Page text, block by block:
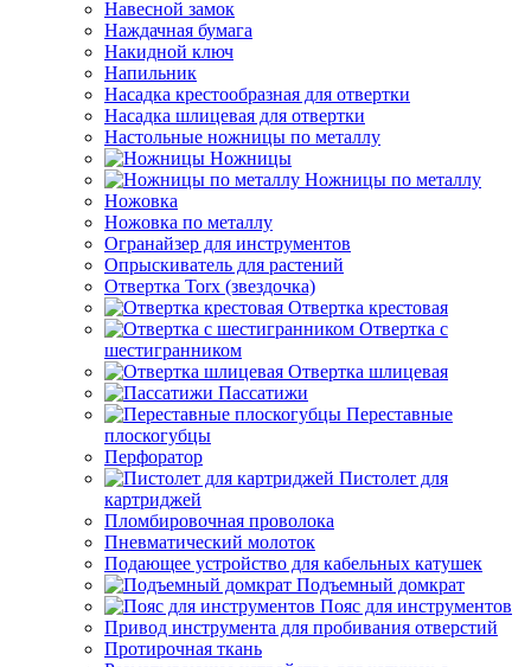
Навесной замок
Наждачная бумага
Накидной ключ
Напильник
Насадка крестообразная для отвертки
Насадка шлицевая для отвертки
Настольные ножницы по металлу
Ножницы
Ножницы по металлу
Ножовка
Ножовка по металлу
Огранайзер для инструментов
Опрыскиватель для растений
Отвертка Torx (звездочка)
Отвертка крестовая
Отвертка с
шестигранником
Отвертка шлицевая
Пассатижи
Переставные
плоскогубцы
Перфоратор
Пистолет для
картриджей
Пломбировочная проволока
Пневматический молоток
Подающее устройство для кабельных катушек
Подъемный домкрат
Пояс для инструментов
Привод инструмента для пробивания отверстий
Протирочная ткань